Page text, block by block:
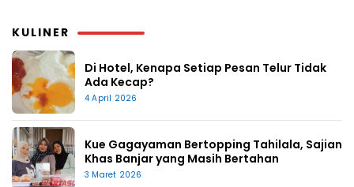
KULINER
Di Hotel, Kenapa Setiap Pesan Telur Tidak
Ada Kecap?
4 April 2026
Kue Gagayaman Bertopping Tahilala, Sajian
Khas Banjar yang Masih Bertahan
3 Maret 2026